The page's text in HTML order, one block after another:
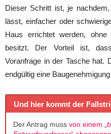
Dieser Schritt ist, je
lässt, einfacher oder
Haus errichtet werden,
besitzt. Der Vorteil ist,
Voranfrage in der Tasche hat.
endgültig eine
Und hier kommt der
Der Antrag muss von einem „